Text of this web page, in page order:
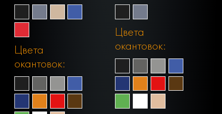
Цвета
окантовок:
Цвета
окантовок: